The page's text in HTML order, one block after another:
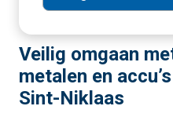
Veilig omgaan
metalen en
Sint-Niklaas